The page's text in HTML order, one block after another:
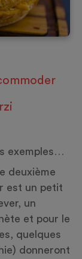
exemples…
deuxième
est un petit
un
et pour le
quelques
donneront